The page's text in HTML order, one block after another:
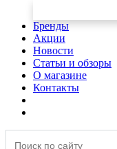
Бренды
Акции
Новости
Статьи и обзоры
О магазине
Контакты